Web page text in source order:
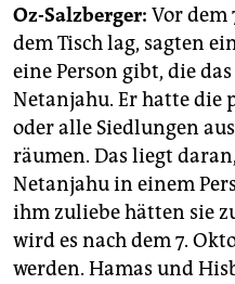
Oz-Salzberger: Vor dem
dem Tisch lag, sagten
eine Person gibt, die
Netanjahu. Er hatte die
oder alle Siedlungen
räumen. Das liegt
Netanjahu in einem
ihm zuliebe hätten sie
wird es nach dem 7.
werden. Hamas und